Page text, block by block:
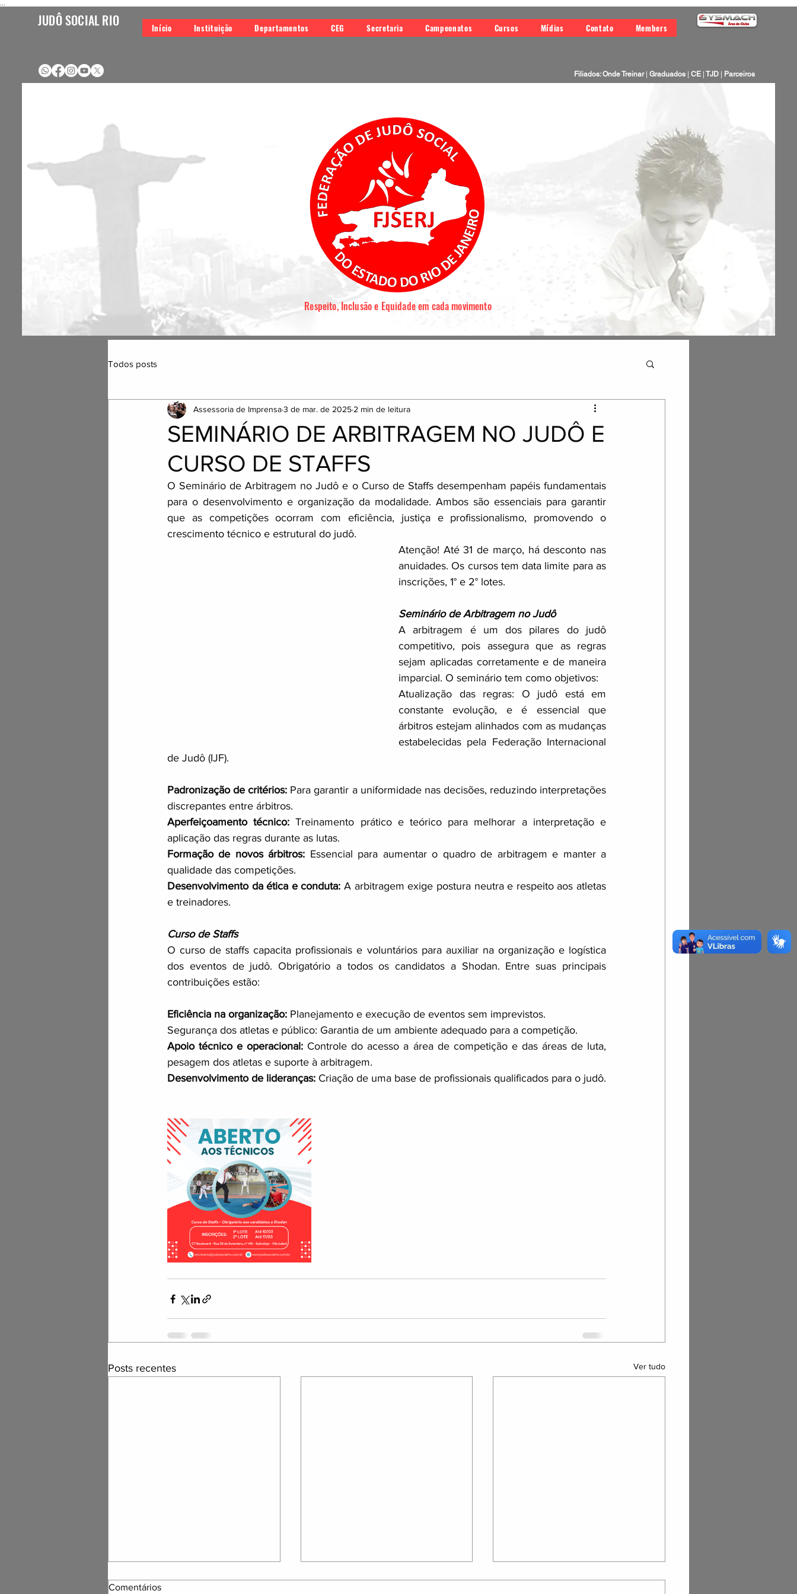
JUDÔ SOCIAL RIO Início Instituição Departamentos CEG Secretaria Campeonatos Cursos Mídias Contato Members
Filiados: Onde Treinar| Graduados CE TJD Parceiros
Respeito, Inclusão e Equidade em cada movimento
Todos posts
SEMINÁRIO DE ARBITRAGEM NO JUDÔ E
CURSO DE STAFFS
Assessoria de Imprensa3 de mar. de 2025 2 min de leitura
O Seminário de Arbitragem no Judô e o Curso de Staffs desempenham papéis fundamentais
para o desenvolvimento e organização da modalidade. Ambos são essenciais para garantir
que as competições ocorram com eficiência, justiça e profissionalismo, promovendo o
crescimento técnico e estrutural do judô.
Atenção! Até 31 de março, há desconto nas
anuidades. Os cursos tem data limite para as
inscrições, 1° e 2° lotes.
Seminário de Arbitragem no Judô
A arbitragem é um dos pilares do judô
competitivo, pois assegura que as regras
sejam aplicadas corretamente e de maneira
imparcial. O seminário tem como objetivos:
Atualização das regras: O judô está em
constante evolução, e é essencial que
árbitros estejam alinhados com as mudanças
estabelecidas pela Federação Internacional
de Judô (IJF).
Padronização de critérios: Para garantir a uniformidade nas decisões, reduzindo interpretações
discrepantes entre árbitros.
Aperfeiçoamento técnico: Treinamento prático e teórico para melhorar a interpretação e
aplicação das regras durante as lutas.
Formação de novos árbitros: Essencial para aumentar o quadro de arbitragem e manter a
qualidade das competições.
Desenvolvimento da ética e conduta: A arbitragem exige postura neutra e respeito aos atletas
e treinadores.
Curso de Staffs
O curso de staffs capacita profissionais e voluntários para auxiliar na organização e logística
dos eventos de judô. Obrigatório a todos os candidatos a Shodan. Entre suas principais
contribuições estão:
Eficiência na organização: Planejamento e execução de eventos sem imprevistos.
Segurança dos atletas e público: Garantia de um ambiente adequado para a competição.
Apoio técnico e operacional: Controle do acesso a área de competição e das áreas de luta,
pesagem dos atletas e suporte à arbitragem.
Desenvolvimento de lideranças: Criação de uma base de profissionais qualificados para o judô.
Posts recentes Ver tudo
Comentários